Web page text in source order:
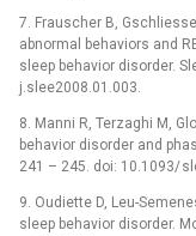
7. Frauscher B,
abnormal behaviors and
sleep behavior disorder.
j.slee2008.01.003.
8. Man­ni R, Terzaghi M,
behavior disorder and
241 –⁠ 245. doi: 10.1093/
9. Oudiette D, Leu-
sleep behavior disorder.